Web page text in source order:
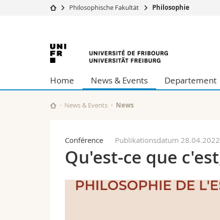
Studium
Campus
Universität
Weiterbildung
Theologische
Philosophische
Fak. für
Philosophische Fakultät Philosophie
Universität
Freiburg
Home News & Events Departement
News & Events News
Conférence Publikationsdatum 28.04.2022
Qu'est-ce que